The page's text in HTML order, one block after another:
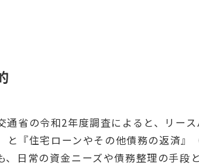
省の令和2年度調査によると、リース
と『住宅ローンやその他債務の返済』
、日常の資金ニーズや債務整理の手段